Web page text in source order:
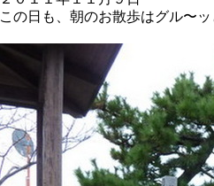
この日も、朝のお散歩はグル〜